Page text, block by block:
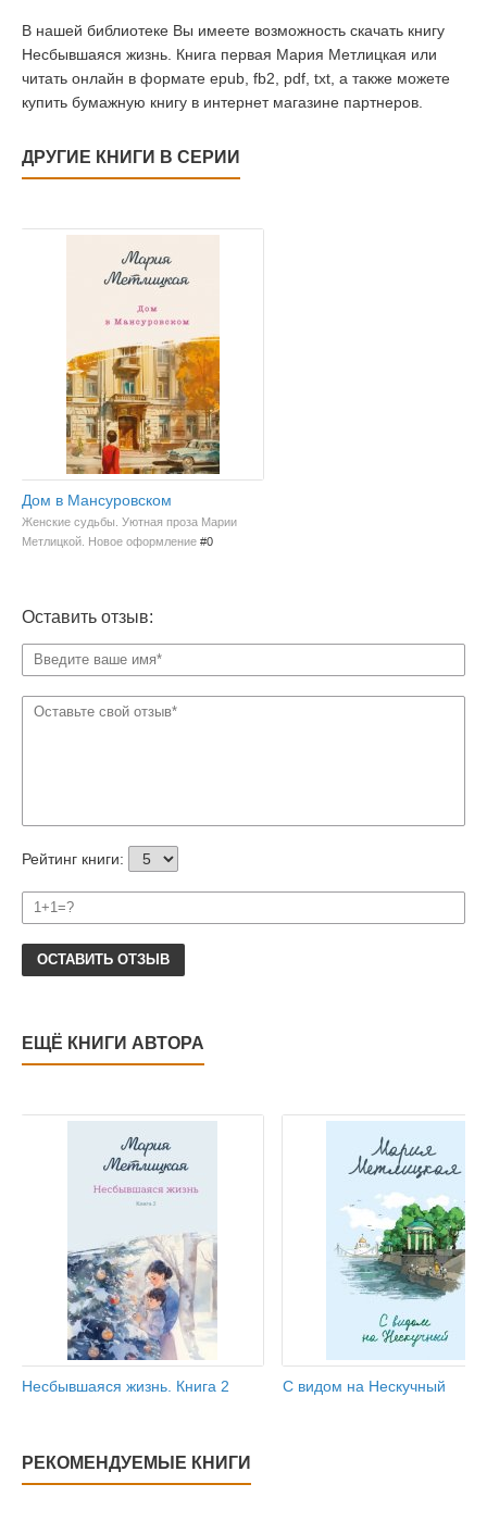
В нашей библиотеке Вы имеете возможность скачать книгу
Несбывшаяся жизнь. Книга первая Мария Метлицкая или
читать онлайн в формате epub, fb2, pdf, txt, а также можете
купить бумажную книгу в интернет магазине партнеров.
ДРУГИЕ КНИГИ В СЕРИИ
Дом в Мансуровском
Женские судьбы. Уютная проза Марии
Метлицкой. Новое оформление #0
Оставить отзыв:
Рейтинг книги:
ОСТАВИТЬ ОТЗЫВ
ЕЩЁ КНИГИ АВТОРА
Несбывшаяся жизнь. Книга 2 С видом на Нескучный
РЕКОМЕНДУЕМЫЕ КНИГИ